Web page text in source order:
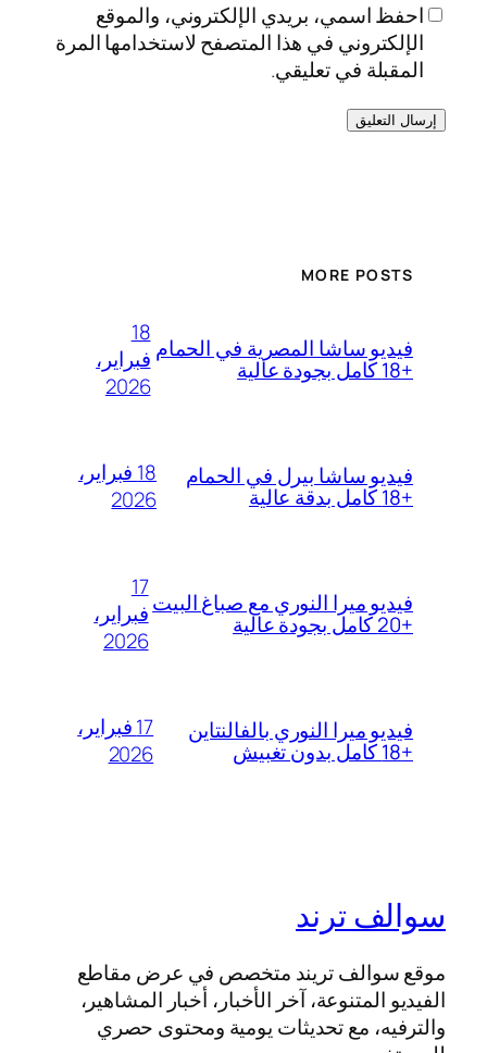
احفظ اسمي، بريدي الإلكتروني، والموقع
الإلكتروني في هذا المتصفح لاستخدامها المرة
المقبلة في تعليقي.
MORE POSTS
فيديو ساشا المصرية في الحمام
+18 كامل بجودة عالية
18
فبراير،
2026
فيديو ساشا بيرل في الحمام
+18 كامل بدقة عالية
18 فبراير،
2026
فيديو ميرا النوري مع صباغ البيت
+20 كامل بجودة عالية
17
فبراير،
2026
فيديو ميرا النوري بالفالنتاين
+18 كامل بدون تغبيش
17 فبراير،
2026
سوالف ترند
موقع سوالف تريند متخصص في عرض مقاطع
الفيديو المتنوعة، آخر الأخبار، أخبار المشاهير،
والترفيه، مع تحديثات يومية ومحتوى حصري